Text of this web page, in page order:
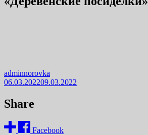
adminnorovka
06.03.202209.03.2022
Share
Facebook